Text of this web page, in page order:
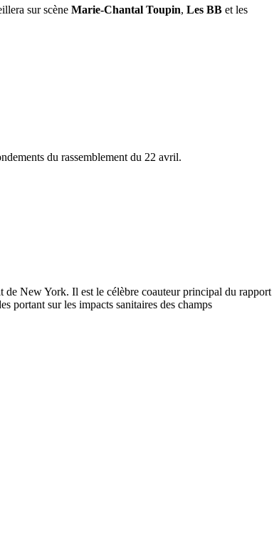
sur scène Marie-Chantal Toupin, Les BB et les
du rassemblement du 22 avril.
de New York. Il est le célèbre coauteur principal du rapport
portant sur les impacts sanitaires des champs